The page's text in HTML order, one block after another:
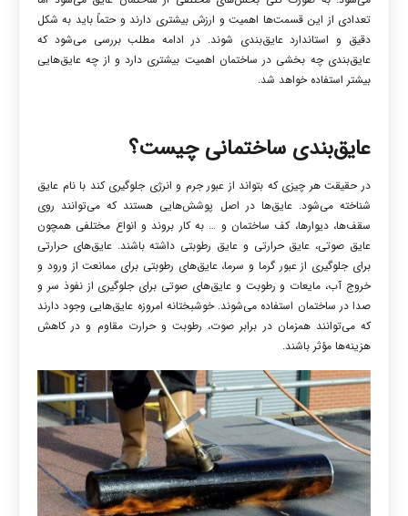
تعدادی از این قسمت‌ها اهمیت و ارزش بیشتری دارند و حتماً باید به شکل
دقیق و استاندارد عایق‌بندی شوند. در ادامه مطلب بررسی می‌شود که
عایق‌بندی چه بخشی در ساختمان اهمیت بیشتری دارد و از چه عایق‌هایی
بیشتر استفاده خواهد شد.
عایق‌بندی ساختمانی چیست؟
در حقیقت هر چیزی که بتواند از عبور جرم و انرژی جلوگیری کند با نام عایق
شناخته می‌شود. عایق‌ها در اصل پوشش‌هایی هستند که می‌توانند روی
سقف‌ها، دیوارها، کف ساختمان و … به کار بروند و انواع مختلفی همچون
عایق صوتی، عایق حرارتی و عایق رطوبتی داشته باشند. عایق‌های حرارتی
برای جلوگیری از عبور گرما و سرما، عایق‌های رطوبتی برای ممانعت از ورود و
خروج آب، مایعات و رطوبت و عایق‌های صوتی برای جلوگیری از نفوذ سر و
صدا در ساختمان استفاده می‌شوند. خوشبختانه امروزه عایق‌هایی وجود دارند
که می‌توانند همزمان در برابر صوت، رطوبت و حرارت مقاوم و در کاهش
هزینه‌ها مؤثر باشند.